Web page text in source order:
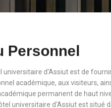
Personnel
universitaire d'Assiut est de
académique, aux visiteurs,
permanent de haut
universitaire d'Assiut est situé